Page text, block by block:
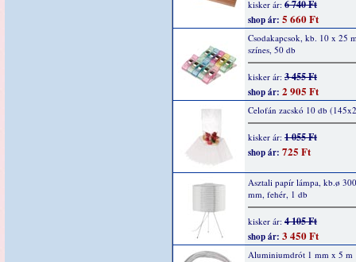
kisker ár: 6 740 Ft
shop ár: 5 660 Ft
Csodakapcsok, kb. 10 x 25
színes, 50 db
kisker ár: 3 455 Ft
shop ár: 2 905 Ft
Celofán zacskó 10 db
kisker ár: 1 055 Ft
shop ár: 725 Ft
Asztali papír lámpa, kb.ø
mm, fehér, 1 db
kisker ár: 4 105 Ft
shop ár: 3 450 Ft
Aluminiumdrót 1 mm x 5 m